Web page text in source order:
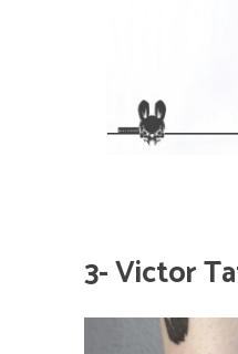
3- Victor